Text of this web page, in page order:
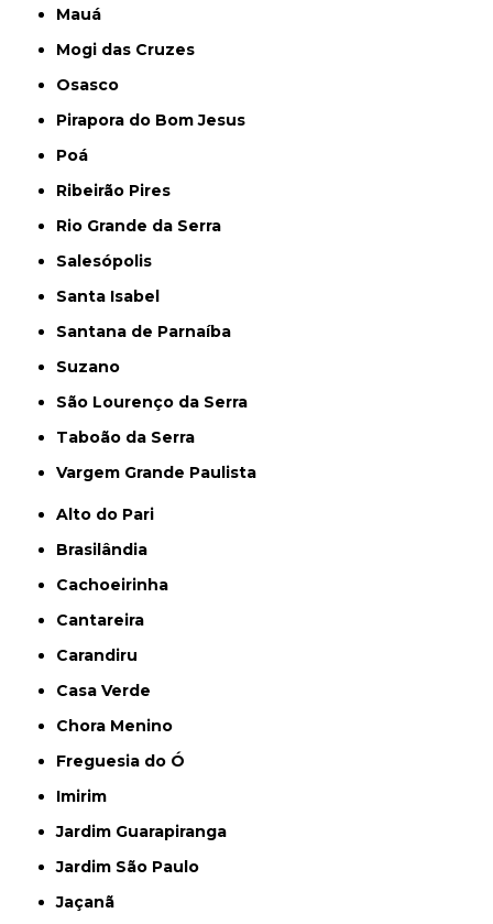
Mauá
Mogi das Cruzes
Osasco
Pirapora do Bom Jesus
Poá
Ribeirão Pires
Rio Grande da Serra
Salesópolis
Santa Isabel
Santana de Parnaíba
Suzano
São Lourenço da Serra
Taboão da Serra
Vargem Grande Paulista
Alto do Pari
Brasilândia
Cachoeirinha
Cantareira
Carandiru
Casa Verde
Chora Menino
Freguesia do Ó
Imirim
Jardim Guarapiranga
Jardim São Paulo
Jaçanã